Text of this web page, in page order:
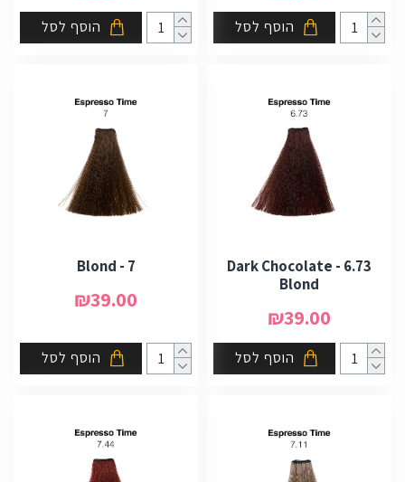
הוסף לסל הוסף לסל
6.73 - Dark Chocolate
Blond
₪39.00
הוסף לסל
7 - Blond
₪39.00
הוסף לסל